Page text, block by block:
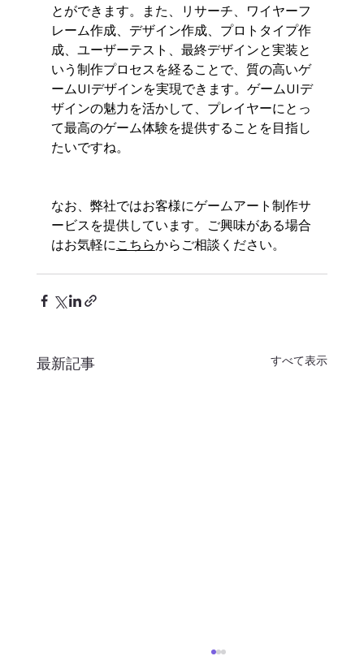
とができます。また、リサーチ、ワイヤーフ
レーム作成、デザイン作成、プロトタイプ作
成、ユーザーテスト、最終デザインと実装と
いう制作プロセスを経ることで、質の高いゲ
ームUIデザインを実現できます。ゲームUIデ
ザインの魅力を活かして、プレイヤーにとっ
て最高のゲーム体験を提供することを目指し
たいですね。
なお、弊社ではお客様にゲームアート制作サ
ービスを提供しています。ご興味がある場合
はお気軽に こちらからご相談ください。
最新記事 すべて表示